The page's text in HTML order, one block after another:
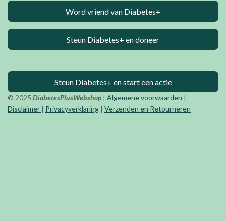
Word vriend van Diabetes+
Steun Diabetes+ en doneer
Steun Diabetes+ en start een actie
© 2025 DiabetesPlusWebshop | Algemene voorwaarden |
Disclaimer | Privacyverklaring | Verzenden en Retourneren